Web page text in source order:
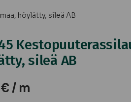
höylätty, sileä AB
sileä AB
€ / m